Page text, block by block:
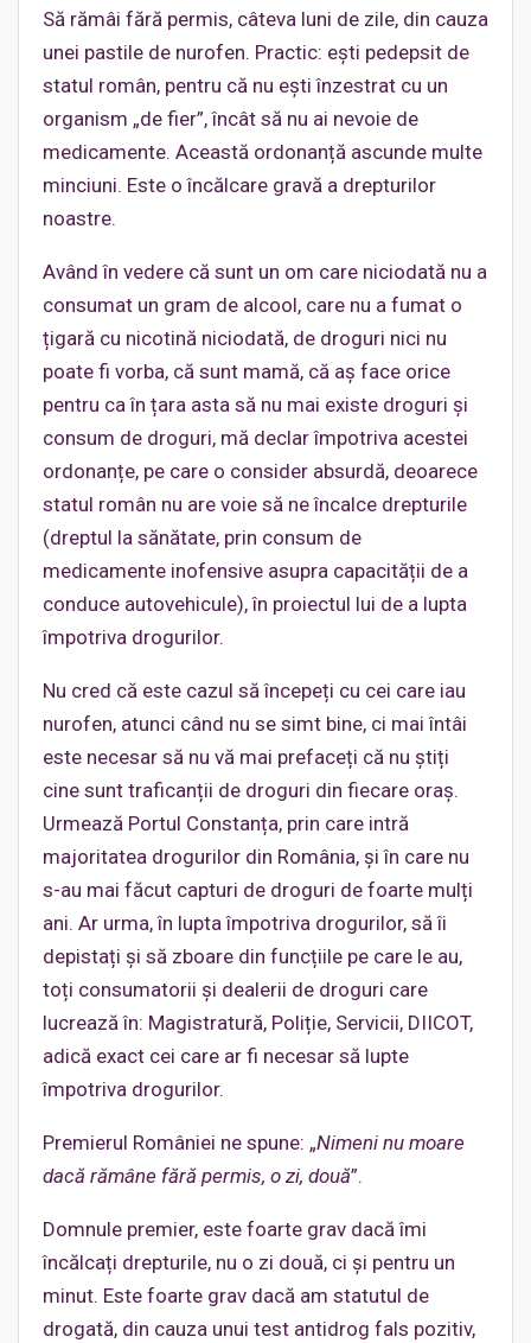
Să rămâi fără permis, câteva luni de zile, din cauza
unei pastile de nurofen. Practic: ești pedepsit de
statul român, pentru că nu ești înzestrat cu un
organism „de fier”, încât să nu ai nevoie de
medicamente. Această ordonanță ascunde multe
minciuni. Este o încălcare gravă a drepturilor
noastre.
Având în vedere că sunt un om care niciodată nu a
consumat un gram de alcool, care nu a fumat o
țigară cu nicotină niciodată, de droguri nici nu
poate fi vorba, că sunt mamă, că aș face orice
pentru ca în țara asta să nu mai existe droguri și
consum de droguri, mă declar împotriva acestei
ordonanțe, pe care o consider absurdă, deoarece
statul român nu are voie să ne încalce drepturile
(dreptul la sănătate, prin consum de
medicamente inofensive asupra capacității de a
conduce autovehicule), în proiectul lui de a lupta
împotriva drogurilor.
Nu cred că este cazul să începeți cu cei care iau
nurofen, atunci când nu se simt bine, ci mai întâi
este necesar să nu vă mai prefaceți că nu știți
cine sunt traficanții de droguri din fiecare oraș.
Urmează Portul Constanța, prin care intră
majoritatea drogurilor din România, și în care nu
s-au mai făcut capturi de droguri de foarte mulți
ani. Ar urma, în lupta împotriva drogurilor, să îi
depistați și să zboare din funcțiile pe care le au,
toți consumatorii și dealerii de droguri care
lucrează în: Magistratură, Poliție, Servicii, DIICOT,
adică exact cei care ar fi necesar să lupte
împotriva drogurilor.
Premierul României ne spune: „Nimeni nu moare
dacă rămâne fără permis, o zi, două”.
Domnule premier, este foarte grav dacă îmi
încălcați drepturile, nu o zi două, ci și pentru un
minut. Este foarte grav dacă am statutul de
drogată, din cauza unui test antidrog fals pozitiv,